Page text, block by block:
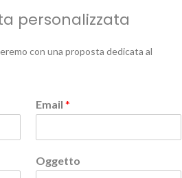
personalizzata
con una proposta dedicata al
Email *
Oggetto